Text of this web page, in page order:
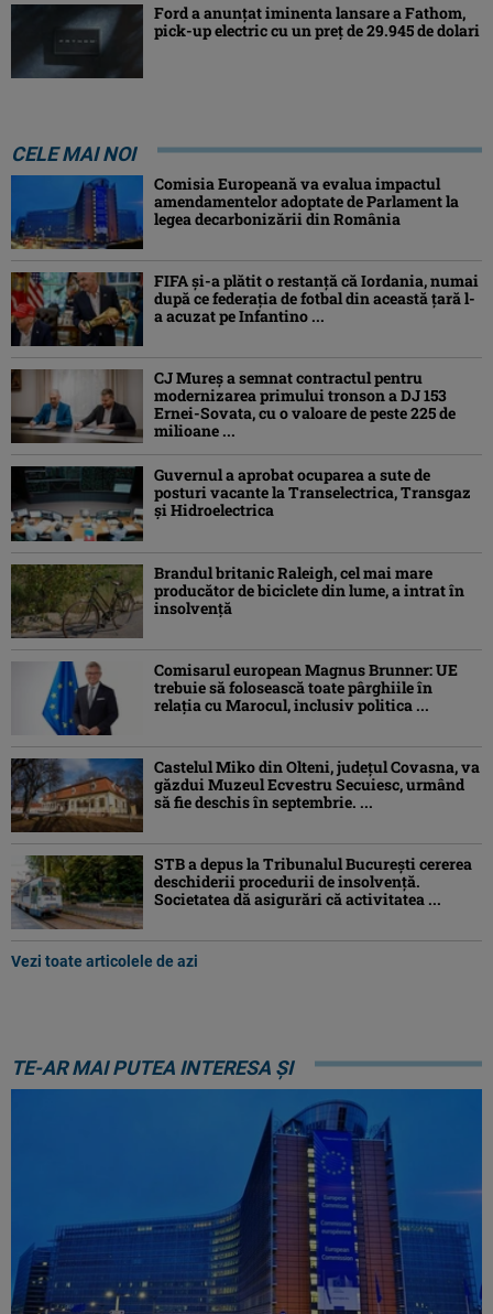
Ford a anunțat iminenta lansare a Fathom,
pick-up electric cu un preț de 29.945 de dolari
CELE MAI NOI
Comisia Europeană va evalua impactul
amendamentelor adoptate de Parlament la
legea decarbonizării din România
FIFA și-a plătit o restanță că Iordania, numai
după ce federația de fotbal din această țară l-
a acuzat pe Infantino ...
CJ Mureș a semnat contractul pentru
modernizarea primului tronson a DJ 153
Ernei-Sovata, cu o valoare de peste 225 de
milioane ...
Guvernul a aprobat ocuparea a sute de
posturi vacante la Transelectrica, Transgaz
și Hidroelectrica
Brandul britanic Raleigh, cel mai mare
producător de biciclete din lume, a intrat în
insolvență
Comisarul european Magnus Brunner: UE
trebuie să folosească toate pârghiile în
relația cu Marocul, inclusiv politica ...
Castelul Miko din Olteni, județul Covasna, va
găzdui Muzeul Ecvestru Secuiesc, urmând
să fie deschis în septembrie. ...
STB a depus la Tribunalul București cererea
deschiderii procedurii de insolvență.
Societatea dă asigurări că activitatea ...
Vezi toate articolele de azi
TE-AR MAI PUTEA INTERESA ȘI